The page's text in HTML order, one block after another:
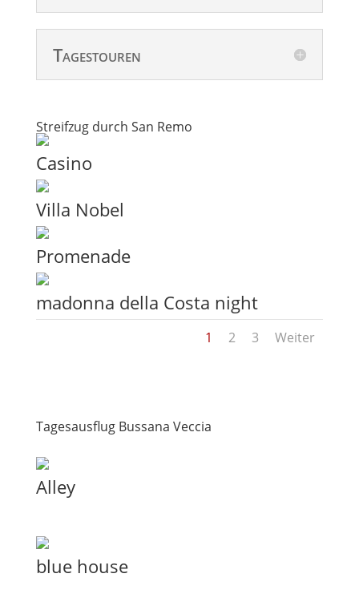
Tagestouren
Streifzug durch San Remo
Casino
Villa Nobel
Promenade
madonna della Costa night
1 2 3 Weiter
Tagesausflug Bussana Veccia
Alley
blue house